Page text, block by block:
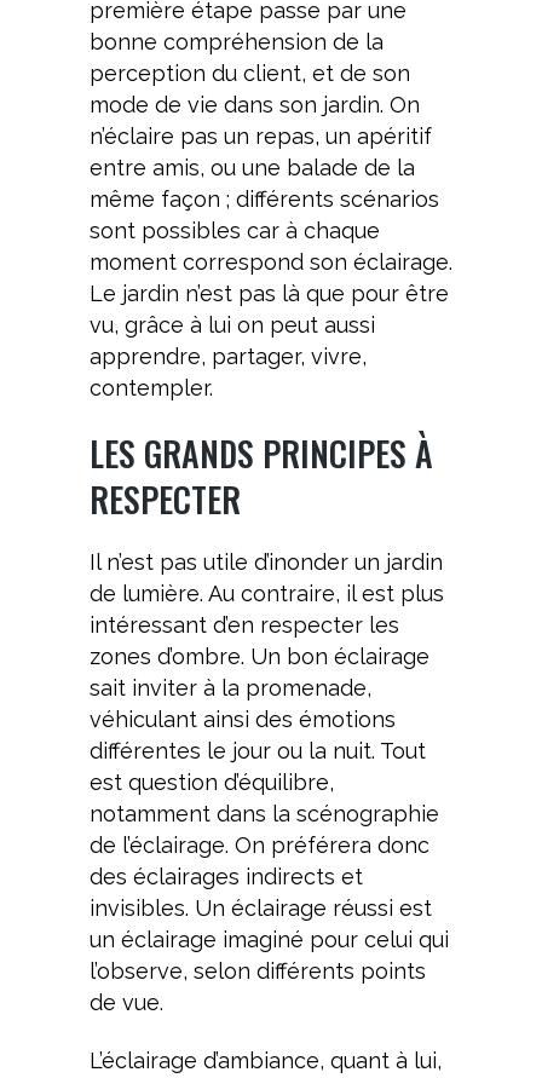
première étape passe par une
bonne compréhension de la
perception du client, et de son
mode de vie dans son jardin. On
n’éclaire pas un repas, un apéritif
entre amis, ou une balade de la
même façon ; différents scénarios
sont possibles car à chaque
moment correspond son éclairage.
Le jardin n’est pas là que pour être
vu, grâce à lui on peut aussi
apprendre, partager, vivre,
contempler.
LES GRANDS PRINCIPES À
RESPECTER
Il n’est pas utile d’inonder un jardin
de lumière. Au contraire, il est plus
intéressant d’en respecter les
zones d’ombre. Un bon éclairage
sait inviter à la promenade,
véhiculant ainsi des émotions
différentes le jour ou la nuit. Tout
est question d’équilibre,
notamment dans la scénographie
de l’éclairage. On préférera donc
des éclairages indirects et
invisibles. Un éclairage réussi est
un éclairage imaginé pour celui qui
l’observe, selon différents points
de vue.
L’éclairage d’ambiance, quant à lui,